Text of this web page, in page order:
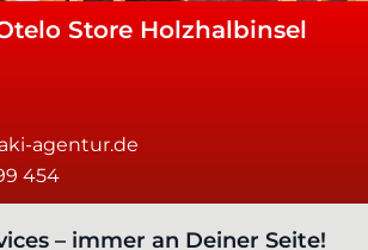
Store Holzhalbinsel
agentur.de
454
– immer an Deiner Seite!